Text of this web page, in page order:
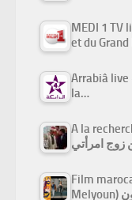
MEDI 1 TV
et du
Arrabiâ live
la…
A la
زوج امرأتي
Film